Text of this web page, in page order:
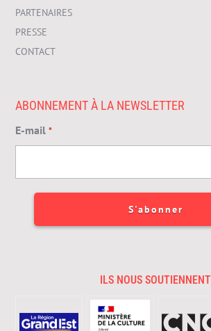
PARTENAIRES
PRESSE
CONTACT
ABONNEMENT À LA NEWSLETTER
E-mail *
ILS NOUS SOUTIENNENT